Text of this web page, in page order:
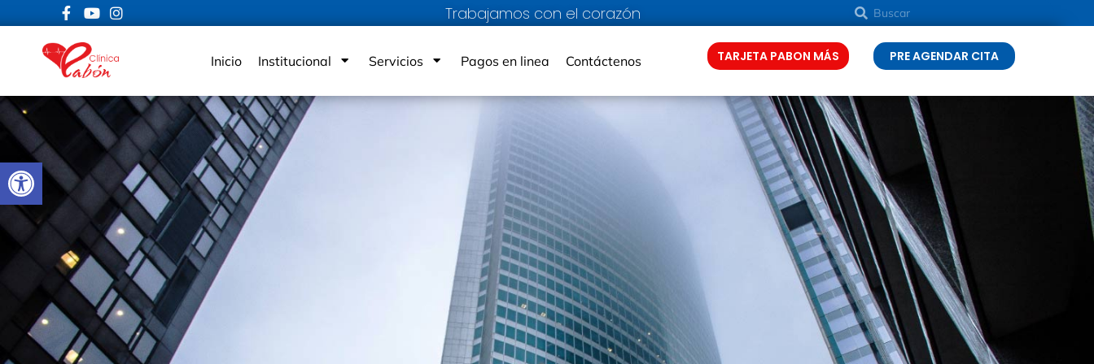
Abrir barra de herramientas
Trabajamos con el corazón
Inicio Institucional Servicios Pagos en linea Contáctenos TARJETA PABON MÁS PRE AGENDAR CITA